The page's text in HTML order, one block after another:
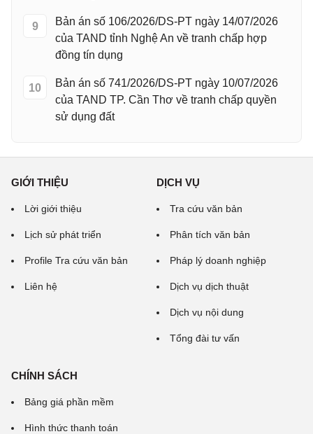
9
Bản án số 106/2026/DS-PT ngày 14/07/2026
của TAND tỉnh Nghệ An về tranh chấp hợp
đồng tín dụng
10
Bản án số 741/2026/DS-PT ngày 10/07/2026
của TAND TP. Cần Thơ về tranh chấp quyền
sử dụng đất
GIỚI THIỆU
Lời giới thiệu
Lịch sử phát triển
Profile Tra cứu văn bản
Liên hệ
DỊCH VỤ
Tra cứu văn bản
Phân tích văn bản
Pháp lý doanh nghiệp
Dịch vụ dịch thuật
Dịch vụ nội dung
Tổng đài tư vấn
CHÍNH SÁCH
Bảng giá phần mềm
Hình thức thanh toán